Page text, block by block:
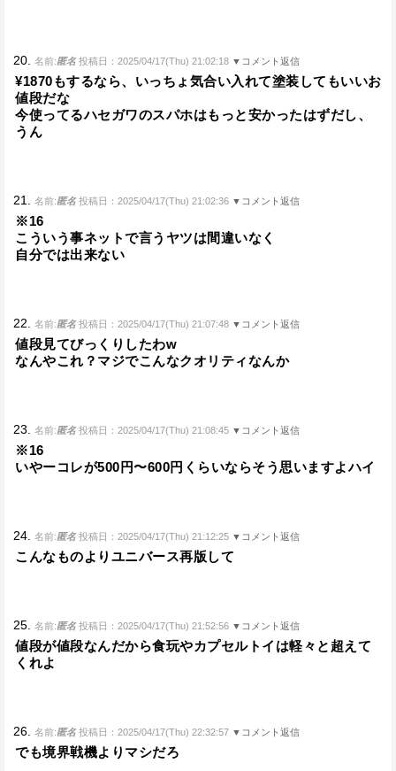
20. 名前:匿名 投稿日：2025/04/17(Thu) 21:02:18 ▼コメント返信
¥1870もするなら、いっちょ気合い入れて塗装してもいいお
値段だな
今使ってるハセガワのスパホはもっと安かったはずだし、
うん
21. 名前:匿名 投稿日：2025/04/17(Thu) 21:02:36 ▼コメント返信
※16
こういう事ネットで言うヤツは間違いなく
自分では出来ない
22. 名前:匿名 投稿日：2025/04/17(Thu) 21:07:48 ▼コメント返信
値段見てびっくりしたわw
なんやこれ？マジでこんなクオリティなんか
23. 名前:匿名 投稿日：2025/04/17(Thu) 21:08:45 ▼コメント返信
※16
いやーコレが500円〜600円くらいならそう思いますよハイ
24. 名前:匿名 投稿日：2025/04/17(Thu) 21:12:25 ▼コメント返信
こんなものよりユニバース再版して
25. 名前:匿名 投稿日：2025/04/17(Thu) 21:52:56 ▼コメント返信
値段が値段なんだから食玩やカプセルトイは軽々と超えて
くれよ
26. 名前:匿名 投稿日：2025/04/17(Thu) 22:32:57 ▼コメント返信
でも境界戦機よりマシだろ